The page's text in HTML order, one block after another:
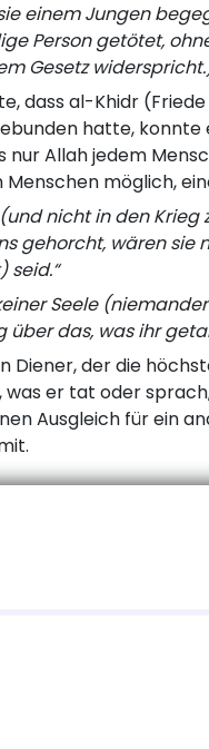
einem Jungen
Person getötet,
Gesetz
dass al-Khidr
hatte,
nur Allah jedem
Menschen möglich,
nicht in den
gehorcht, wären
seid.“
Seele
über das, was ihr
Diener, der die
was er tat oder
Ausgleich für ein